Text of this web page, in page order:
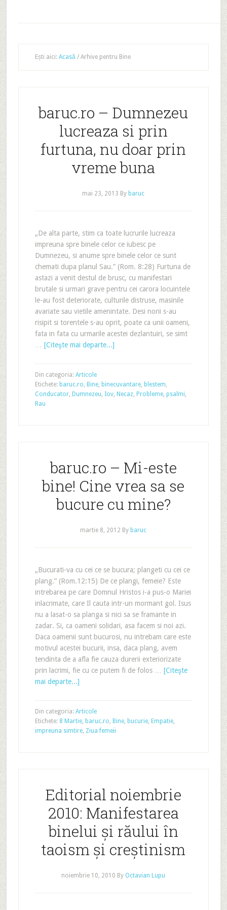
Ești aici: Acasă /Arhive pentru Bine
baruc.ro – Dumnezeu
lucreaza si prin
furtuna, nu doar prin
vreme buna
mai 23, 2013 By baruc
„De alta parte, stim ca toate lucrurile lucreaza
impreuna spre binele celor ce iubesc pe
Dumnezeu, si anume spre binele celor ce sunt
chemati dupa planul Sau.” (Rom. 8:28) Furtuna de
astazi a venit destul de brusc, cu manifestari
brutale si urmari grave pentru cei carora locuintele
le-au fost deteriorate, culturile distruse, masinile
avariate sau vietile amenintate. Desi norii s-au
risipit si torentele s-au oprit, poate ca unii oameni,
fata in fata cu urmarile acestei dezlantuiri, se simt
[Citeşte mai departe...]
Din categoria: Articole
Etichete: baruc.ro, Bine, binecuvantare, blestem,
Conducator, Dumnezeu, Iov, Necaz, Probleme, psalmi,
Rau
baruc.ro – Mi-este
bine! Cine vrea sa se
bucure cu mine?
martie 8, 2012 By baruc
„Bucurati-va cu cei ce se bucura; plangeti cu cei ce
plang.” (Rom.12:15) De ce plangi, femeie? Este
intrebarea pe care Domnul Hristos i-a pus-o Mariei
inlacrimate, care Il cauta intr-un mormant gol. Isus
nu a lasat-o sa planga si nici sa se framante in
zadar. Si, ca oameni solidari, asa facem si noi azi.
Daca oamenii sunt bucurosi, nu intrebam care este
motivul acestei bucurii, insa, daca plang, avem
tendinta de a afla fie cauza durerii exteriorizate
prin lacrimi, fie cu ce putem fi de folos … [Citeşte
mai departe...]
Din categoria: Articole
Etichete: 8 Martie, baruc.ro, Bine, bucurie, Empatie,
impreuna simtire, Ziua femeii
Editorial noiembrie
2010: Manifestarea
binelui şi răului în
taoism şi creştinism
noiembrie 10, 2010 By Octavian Lupu